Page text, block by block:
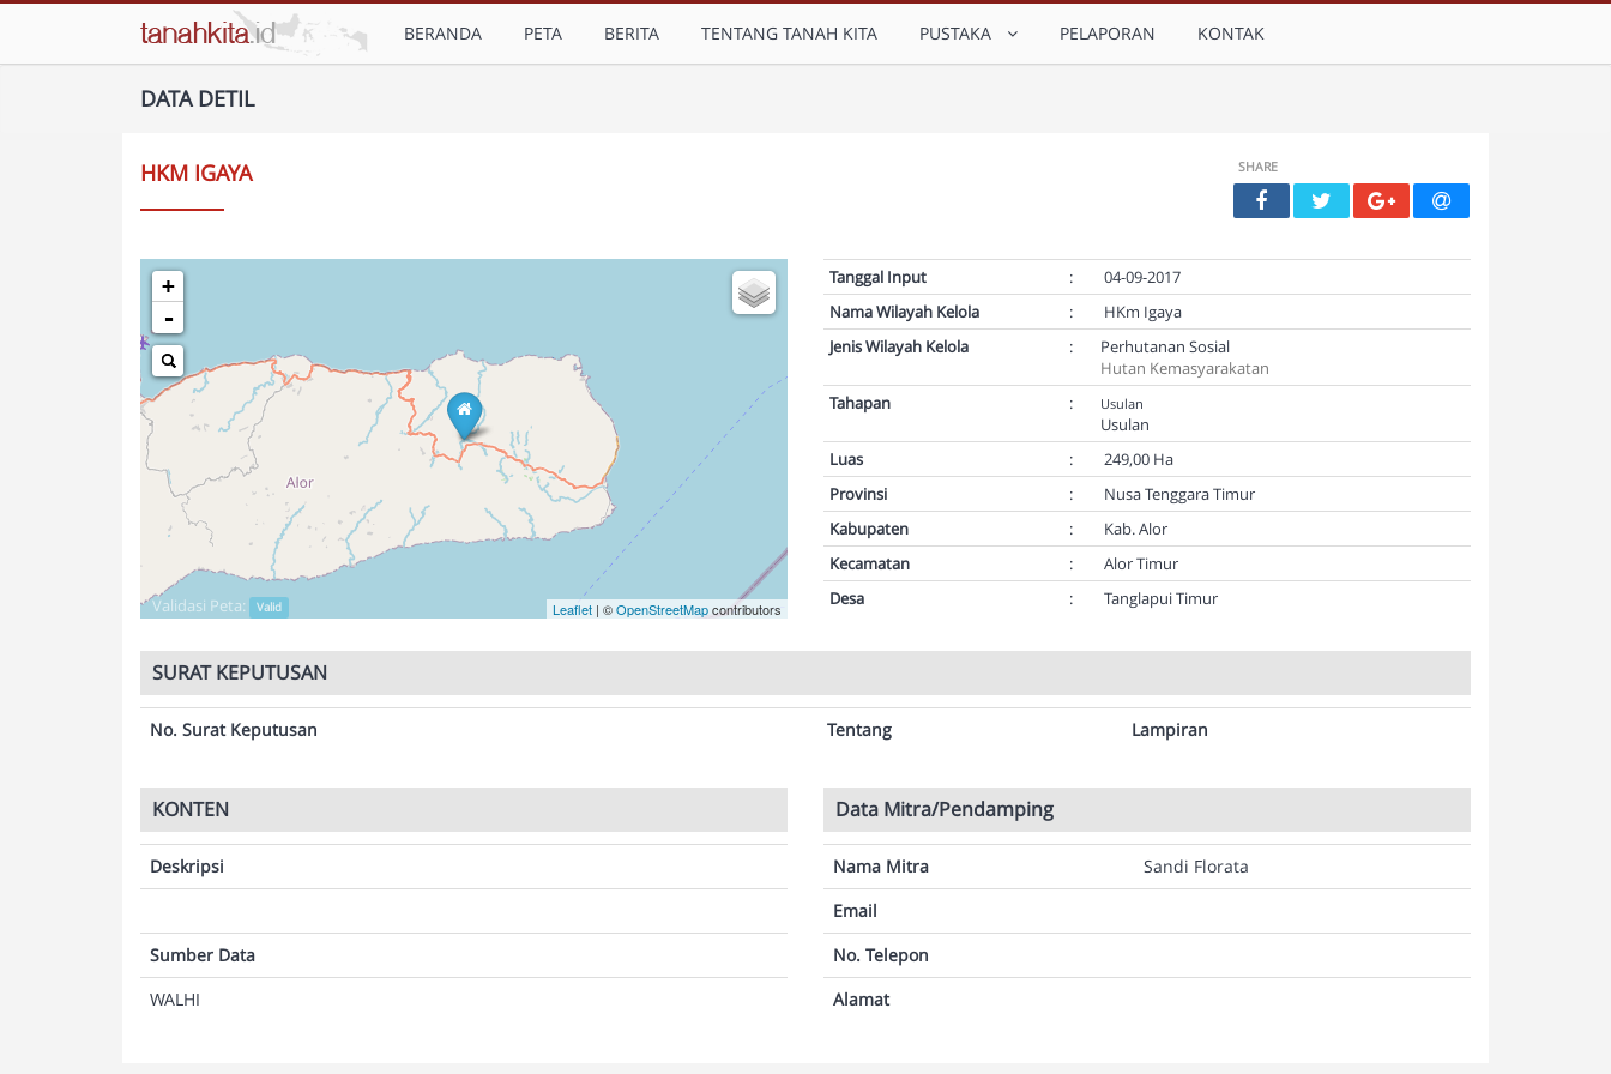
BERANDA PETA BERITA TENTANG TANAH KITA PUSTAKA PELAPORAN KONTAK
DATA DETIL
HKM IGAYA SHARE
+
-
Leaflet | ©OpenStreetMapcontributors
Validasi Peta: Valid
Tanggal Input :
04-09-2017
Nama Wilayah Kelola
:
HKm Igaya
Jenis Wilayah Kelola
:
Perhutanan Sosial
Hutan Kemasyarakatan
Tahapan
: Usulan
Usulan
Luas
:
249,00 Ha
Provinsi
:
Nusa Tenggara Timur
Kabupaten
:
Kab. Alor
Kecamatan
:
Alor Timur
Desa
: Tanglapui Timur
SURAT KEPUTUSAN
No. Surat Keputusan Tentang Lampiran
KONTEN
Deskripsi
Sumber Data
WALHI
Data Mitra/Pendamping
Nama Mitra
Sandi Florata
Email
No. Telepon
Alamat